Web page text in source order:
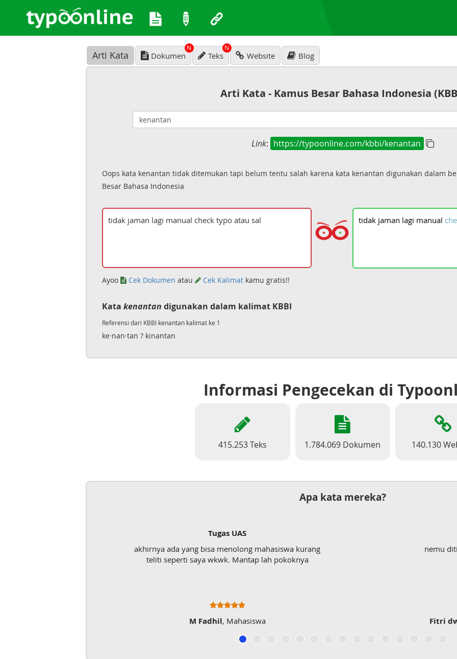
Arti Kata Dokumen
N
Teks
N
Website Blog
Arti Kata - Kamus Besar Bahasa Indonesia
Link: https://typoonline.com/kbbi/kenantan
Oops kata kenantan tidak ditemukan tapi belum tentu salah karena kata kenantan digunakan dalam
Besar Bahasa Indonesia
tidak jaman lagi manual
Ayoo Cek Dokumen atau Cek Kalimatkamu gratis!!
Kata kenantan digunakan dalam kalimat KBBI
Referensi dari KBBI kenantan kalimat ke 1
ke·nan·tan ? kinantan
Informasi Pengecekan di
415.253 Teks 1.784.069 Dokumen 140.130
Apa kata mereka?
Tugas UAS
akhirnya ada yang bisa menolong mahasiswa kurang
teliti seperti saya wkwk. Mantap lah pokoknya
M Fadhil, Mahasiswa
nemu
Fitri